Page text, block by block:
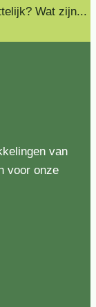
Wat zijn...
van
voor onze